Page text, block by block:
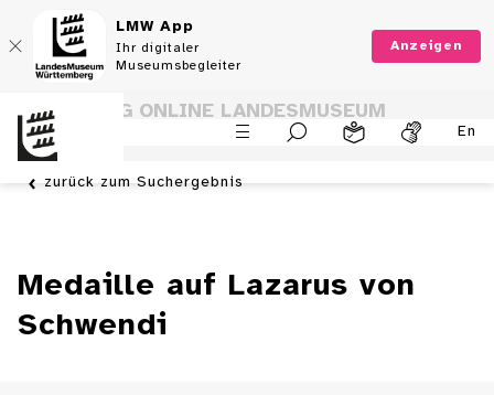
LMW App
Ihr digitaler
Museumsbegleiter
Anzeigen
En
SAMMLUNG ONLINE LANDESMUSEUM
WÜRTTEMBERG
zurück zum Suchergebnis
Medaille auf Lazarus von
Schwendi